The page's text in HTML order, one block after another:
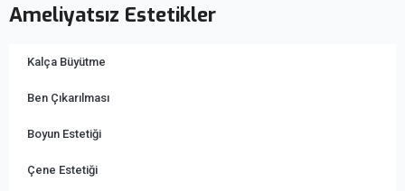
Ameliyatsız Estetikler
Kalça Büyütme
Ben Çıkarılması
Boyun Estetiği
Çene Estetiği